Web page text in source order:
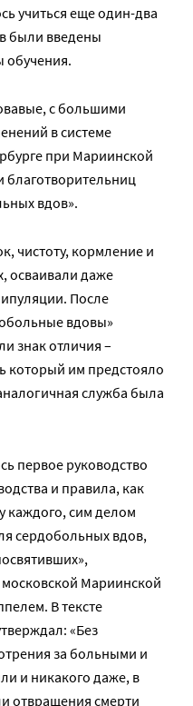
учиться еще один-два
были введены
обучения.
с большими
в системе
при Мариинской
вдов».
чистоту, кормление и
осваивали даже
После
вдовы»
знак отличия –
который им предстояло
служба была
первое руководство
и правила, как
каждого, сим делом
сердобольных вдов,
Мариинской
В тексте
«Без
за больными и
и никакого даже, в
отвращения смерти